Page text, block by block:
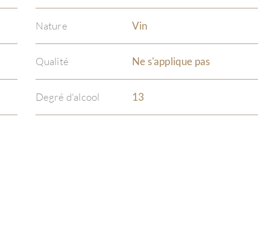
Nature Vin
Qualité Ne s'applique pas
Degré d'alcool 13